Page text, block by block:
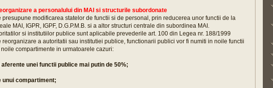
a personalului din MAI si structurile subordonate
presupune modificarea statelor de functii si de personal, prin reducerea unor functii de la
MAI, IGPR, IGPF, D.G.P.M.B. si a altor structuri centrale din subordinea MAI.
si institutiilor publice sunt aplicabile prevederile art. 100 din Legea nr. 188/1999
reorganizare a autoritatii sau institutiei publice, functionarii publici vor fi numiti in noile functii
compartimente in urmatoarele cazuri:
unei functii publice mai putin de 50%;
unui compartiment;